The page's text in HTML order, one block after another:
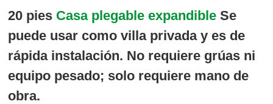
20 pies Casa plegable expandible Se
puede usar como villa privada y es de
rápida instalación. No requiere grúas ni
equipo pesado; solo requiere mano de
obra.